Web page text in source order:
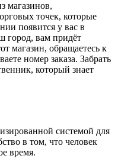
магазинов,
точек, которые
появится у вас в
город, вам придёт
магазин, обращаетесь к
номер заказа. Забрать
который знает
системой для
в том, что человек
время.